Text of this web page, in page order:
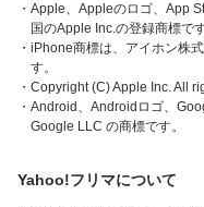
・Apple、Appleのロゴ、App
国のApple Inc.の登録商標です
・iPhone商標は、アイホン株
す。
・Copyright (C) Apple Inc. All
・Android、Androidロゴ、
Google LLC の商標です。
Yahoo!フリマについて